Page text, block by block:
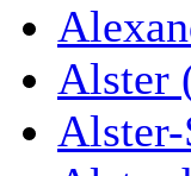
Alster
Alster-